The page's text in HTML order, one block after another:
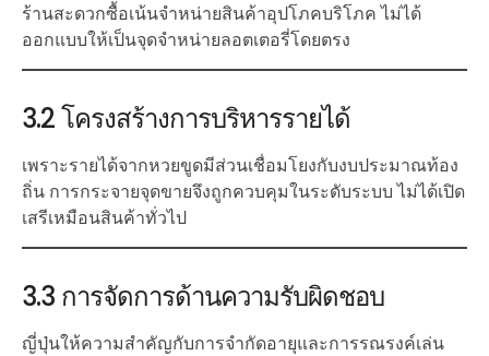
ร้านสะดวกซื้อเน้นจำหน่ายสินค้าอุปโภคบริโภค ไม่ได้
ออกแบบให้เป็นจุดจำหน่ายลอตเตอรี่โดยตรง
3.2 โครงสร้างการบริหารรายได้
เพราะรายได้จากหวยขูดมีส่วนเชื่อมโยงกับงบประมาณท้อง
ถิ่น การกระจายจุดขายจึงถูกควบคุมในระดับระบบ ไม่ได้เปิด
เสรีเหมือนสินค้าทั่วไป
3.3 การจัดการด้านความรับผิดชอบ
ญี่ปุ่นให้ความสำคัญกับการจำกัดอายุและการรณรงค์เล่น